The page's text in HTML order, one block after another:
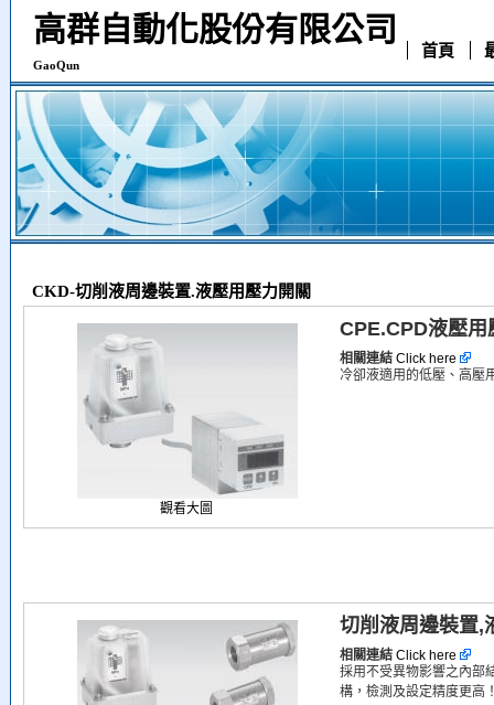
高群自動化股份有限公司
GaoQun
首頁
CKD-切削液周邊裝置.液壓用壓力開關
觀看大圖
CPE.CPD液壓用
相關連結 Click here
冷卻液適用的低壓、高壓
切削液周邊裝置,
相關連結 Click here
採用不受異物影響之內部
構，檢測及設定精度更高